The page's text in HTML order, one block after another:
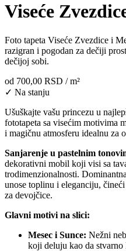
Viseće
Foto tapeta Viseće Zvezdice i
razigran i pogodan za dečiji
dečijoj sobi.
od 700,00 RSD / m²
✓ Na stanju
Ušuškajte vašu princezu u
fototapeta sa visećim motivima
i magičnu atmosferu idealnu za
Sanjarenje u pastelnim
dekorativni mobil koji visi sa
trodimenzionalnosti.
unose toplinu i eleganciju,
za devojčice.
Glavni motivi na slici:
Mesec i Sunce: Nežni
koji deluju kao da stvarno